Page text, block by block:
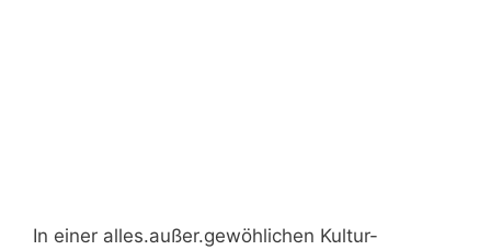
In einer alles.außer.gewöhlichen Kultur-